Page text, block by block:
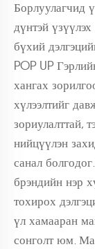
Борлуулагчид
дүнтэй
бүхий
POP UP
хангах
хүлээлтийг
зориулалттай,
нийцүүлэн
санал
брэндийн нэр
тохирох
үл хамааран
сонголт юм.